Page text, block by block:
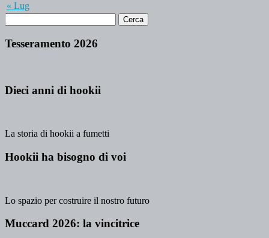
« Lug
Tesseramento 2026
Dieci anni di hookii
La storia di hookii a fumetti
Hookii ha bisogno di voi
Lo spazio per costruire il nostro futuro
Muccard 2026: la vincitrice